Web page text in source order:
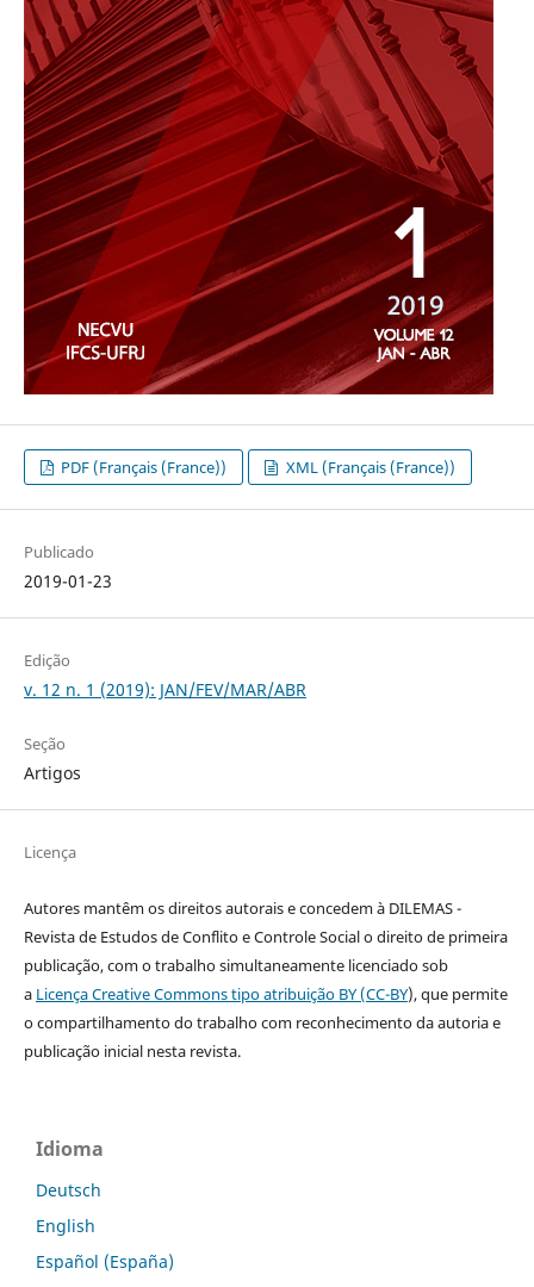
PDF (Français (France)) XML (Français (France))
Publicado
2019-01-23
Edição
v. 12 n. 1 (2019): JAN/FEV/MAR/ABR
Seção
Artigos
Licença
Autores mantêm os direitos autorais e concedem à DILEMAS -
Revista de Estudos de Conflito e Controle Social o direito de primeira
publicação, com o trabalho simultaneamente licenciado sob
a Licença Creative Commons tipo atribuição BY (CC-BY), que permite
o compartilhamento do trabalho com reconhecimento da autoria e
publicação inicial nesta revista.
Idioma
Deutsch
English
Español (España)